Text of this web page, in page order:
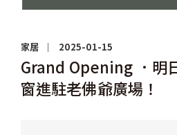
家居 2025-01-15
Grand Opening ．明
窗進駐老佛爺廣場！